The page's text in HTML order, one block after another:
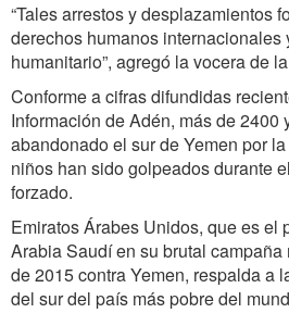
“Tales arrestos y desplazamientos
derechos humanos internacionales
humanitario”, agregó la vocera de
Conforme a cifras difundidas
Información de Adén, más de 2400
abandonado el sur de Yemen por
niños han sido golpeados durante
forzado.
Emiratos Árabes Unidos, que es el
Arabia Saudí en su brutal
de 2015 contra Yemen, respalda a
del sur del país más pobre del